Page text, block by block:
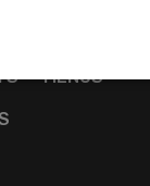
MENUS